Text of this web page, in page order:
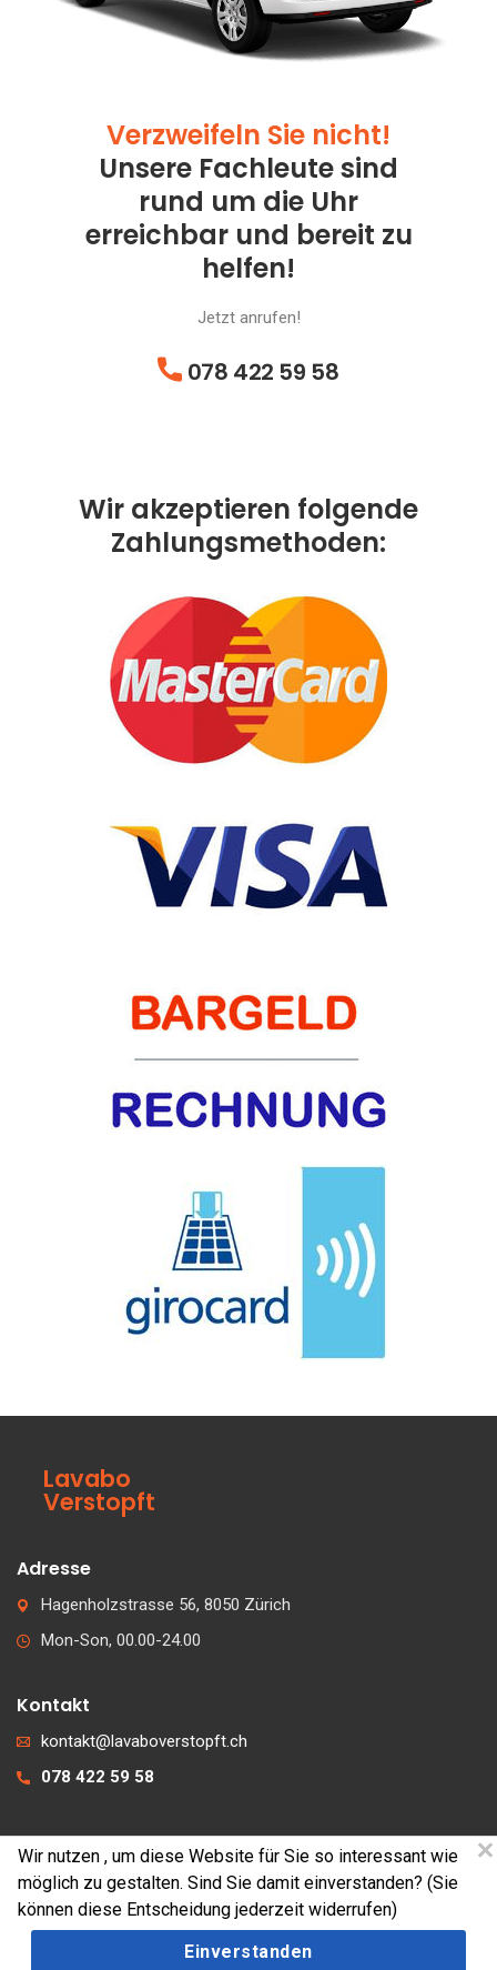
Verzweifeln Sie nicht!
Unsere Fachleute sind
rund um die Uhr
erreichbar und bereit zu
helfen!
Jetzt anrufen!
078 422 59 58
Wir akzeptieren folgende
Zahlungsmethoden:
Lavabo
Verstopft
Adresse
Hagenholzstrasse 56, 8050 Zürich
Mon-Son, 00.00-24.00
Kontakt
kontakt@lavaboverstopft.ch
078 422 59 58
© 2026 lavaboverstopft.ch
Kontakt
Impressum
Cookies
Wir nutzen , um diese Website für Sie so interessant wie
möglich zu gestalten. Sind Sie damit einverstanden? (Sie
können diese Entscheidung jederzeit widerrufen)
Einverstanden